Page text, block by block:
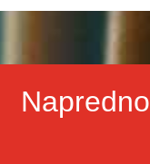
Napredno